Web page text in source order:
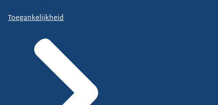
Toegankelijkheid